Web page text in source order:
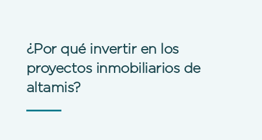
¿Por qué invertir en los
proyectos inmobiliarios de
altamis?